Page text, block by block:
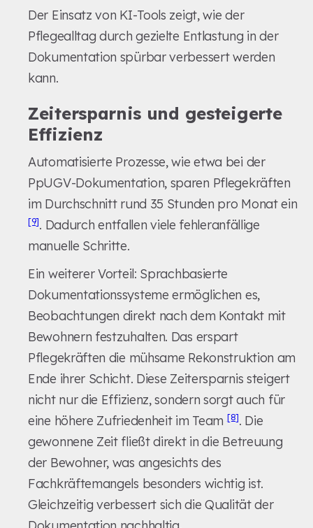
Der Einsatz von KI-Tools zeigt, wie der
Pflegealltag durch gezielte Entlastung in der
Dokumentation spürbar verbessert werden
kann.
Zeitersparnis und gesteigerte
Effizienz
Automatisierte Prozesse, wie etwa bei der
PpUGV-Dokumentation, sparen Pflegekräften
im Durchschnitt rund 35 Stunden pro Monat ein
[9]. Dadurch entfallen viele fehleranfällige
manuelle Schritte.
Ein weiterer Vorteil: Sprachbasierte
Dokumentationssysteme ermöglichen es,
Beobachtungen direkt nach dem Kontakt mit
Bewohnern festzuhalten. Das erspart
Pflegekräften die mühsame Rekonstruktion am
Ende ihrer Schicht. Diese Zeitersparnis steigert
nicht nur die Effizienz, sondern sorgt auch für
eine höhere Zufriedenheit im Team[8]. Die
gewonnene Zeit fließt direkt in die Betreuung
der Bewohner, was angesichts des
Fachkräftemangels besonders wichtig ist.
Gleichzeitig verbessert sich die Qualität der